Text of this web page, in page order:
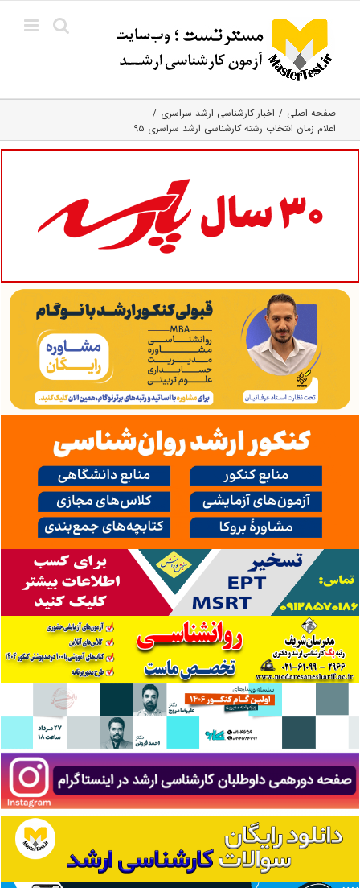
content
صفحه اصلی
اخبار کارشناسی ارشد سراسری
اعلام زمان انتخاب رشته کارشناسی ارشد سراسری ۹۵